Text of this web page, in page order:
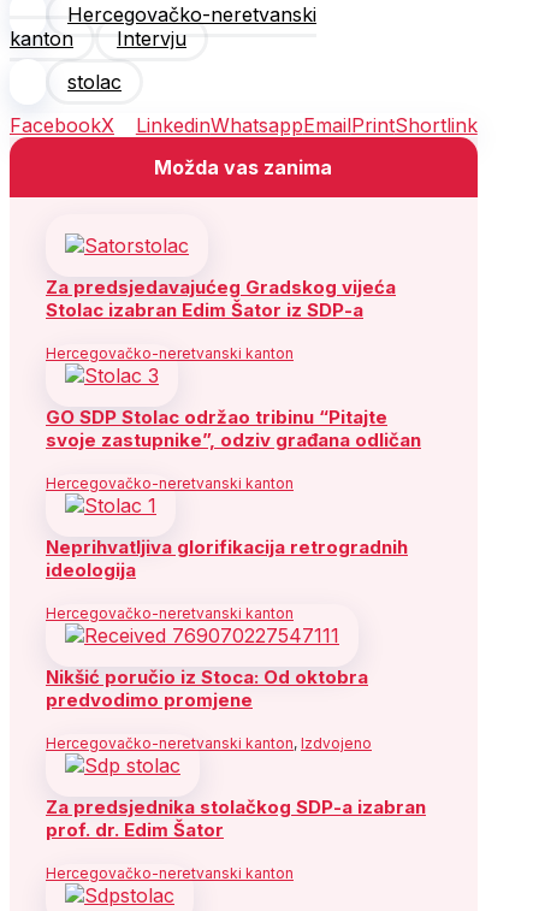
Hercegovačko-neretvanski
kanton
Intervju
stolac
FacebookX LinkedinWhatsappEmailPrintShortlink
Možda vas zanima
Za predsjedavajućeg Gradskog vijeća
Stolac izabran Edim Šator iz SDP-a
Hercegovačko-neretvanski kanton
GO SDP Stolac održao tribinu “Pitajte
svoje zastupnike”, odziv građana odličan
Hercegovačko-neretvanski kanton
Neprihvatljiva glorifikacija retrogradnih
ideologija
Hercegovačko-neretvanski kanton
Nikšić poručio iz Stoca: Od oktobra
predvodimo promjene
Hercegovačko-neretvanski kanton, Izdvojeno
Za predsjednika stolačkog SDP-a izabran
prof. dr. Edim Šator
Hercegovačko-neretvanski kanton